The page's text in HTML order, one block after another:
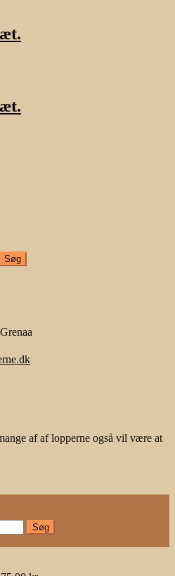
af af lopperne også vil være at
Søg